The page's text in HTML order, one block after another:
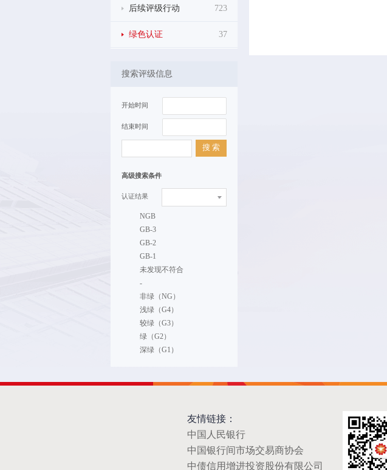
后续评级行动 723
绿色认证 37
搜索评级信息
开始时间
结束时间
搜 索
高级搜索条件
认证结果
NGB
GB-3
GB-2
GB-1
未发现不符合
-
非绿（NG）
浅绿（G4）
较绿（G3）
绿（G2）
深绿（G1）
友情链接：
中国人民银行
中国银行间市场交易商协会
中债信用增进投资股份有限公司